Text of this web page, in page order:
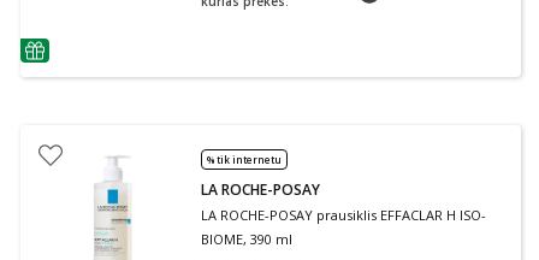
patarimas
% tik internetu
LA ROCHE-POSAY
LA ROCHE-POSAY prausiklis EFFACLAR H ISO-
BIOME, 390 ml